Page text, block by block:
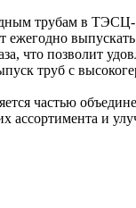
трубам в
ежегодно
что позволит
труб с
частью
ассортимента и